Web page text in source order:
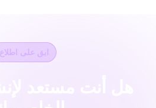
ابق على اطلاع